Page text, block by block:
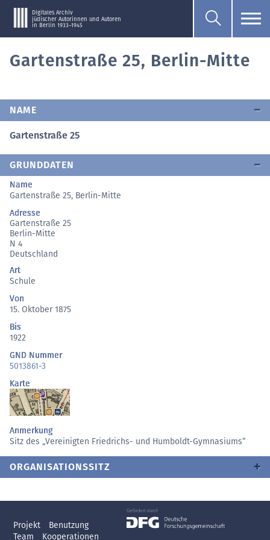
Digitales Archiv
jüdischer Autorinnen und Autoren
in Berlin 1933–1945
Gartenstraße 25, Berlin-Mitte
NAME
Gartenstraße 25
GRUNDDATEN
Name
Gartenstraße 25, Berlin-Mitte
Adresse
Gartenstraße 25
Berlin-Mitte
N 4
Deutschland
Art
Schule
Von
15. Oktober 1875
Bis
1922
GND Nummer
5013861-3
Karte
Anmerkung
Sitz des „Vereinigten Friedrichs- und Humboldt-Gymnasiums“
ORGANISATIONSSITZ
Projekt
Benutzung
Team
Kooperationen